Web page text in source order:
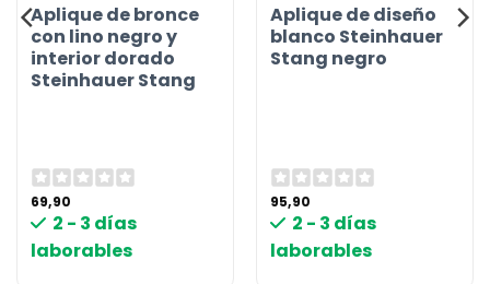
Aplique de bronce
con lino negro y
interior dorado
Steinhauer Stang
69,90
2 - 3 días
laborables
Aplique de diseño
blanco Steinhauer
Stang negro
95,90
2 - 3 días
laborables